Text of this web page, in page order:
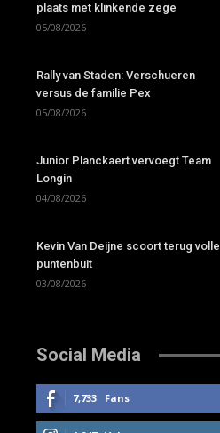
plaats met klinkende zege
05/08/2026
Rally van Staden: Verschueren
versus de familie Pex
05/08/2026
Junior Planckaert vervoegt Team
Longin
04/08/2026
Kevin Van Deijne scoort terug volle
puntenbuit
03/08/2026
Social Media
7,733 Fans